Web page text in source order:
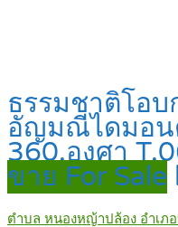
ธรรมชาติโอ
อัญมณีไดมอน
360.องศา
ขาย For Sale
ตำบล หนองหญ้าปล้อง อำเภ